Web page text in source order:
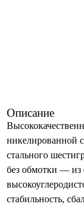
Описание
никелированной
стального
без обмотки — из
стабильность,